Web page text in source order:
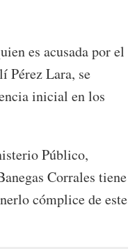
es acusada por el
Pérez Lara, se
inicial en los
Público,
Corrales tiene
cómplice de este